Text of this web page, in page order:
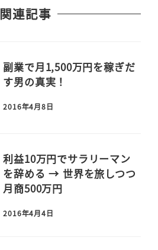
関連記事
副業で月1,500万円を稼ぎだ
す男の真実！
2016年4月8日
利益10万円でサラリーマン
を辞める → 世界を旅しつつ
月商500万円
2016年4月4日